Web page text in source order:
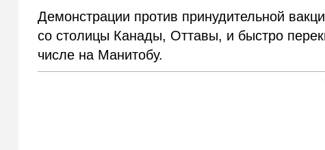
Демонстрации против принудительной
со столицы Канады, Оттавы, и быстро
числе на Манитобу.